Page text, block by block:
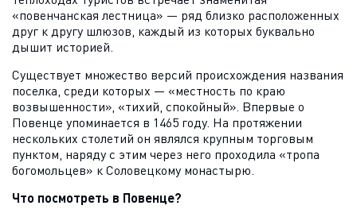
«повенчанская лестница» — ряд близко расположенных
друг к другу шлюзов, каждый из которых буквально
дышит историей.
Существует множество версий происхождения названия
поселка, среди которых — «местность по краю
возвышенности», «тихий, спокойный». Впервые о
Повенце упоминается в 1465 году. На протяжении
нескольких столетий он являлся крупным торговым
пунктом, наряду с этим через него проходила «тропа
богомольцев» к Соловецкому монастырю.
Что посмотреть в Повенце?